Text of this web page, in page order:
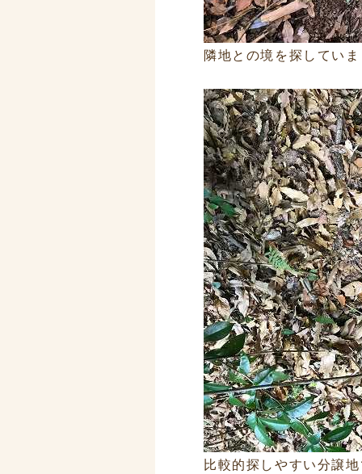
隣地との境を探してい
比較的探しやすい分譲